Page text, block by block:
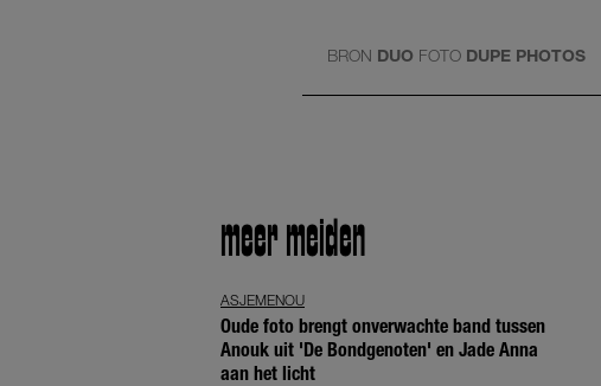
BRON DUO FOTO DUPE PHOTOS
meer meiden
ASJEMENOU
Oude foto brengt onverwachte band tussen
Anouk uit 'De Bondgenoten' en Jade Anna
aan het licht